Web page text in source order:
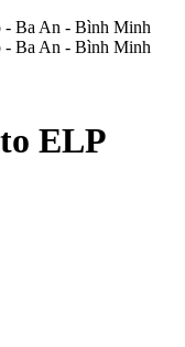
- Ba An - Bình Minh
- Ba An - Bình Minh
ELP